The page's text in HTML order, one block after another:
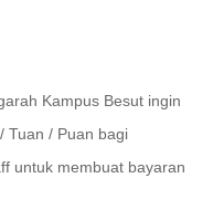
Kampus Besut ingin
Tuan / Puan bagi
untuk membuat bayaran